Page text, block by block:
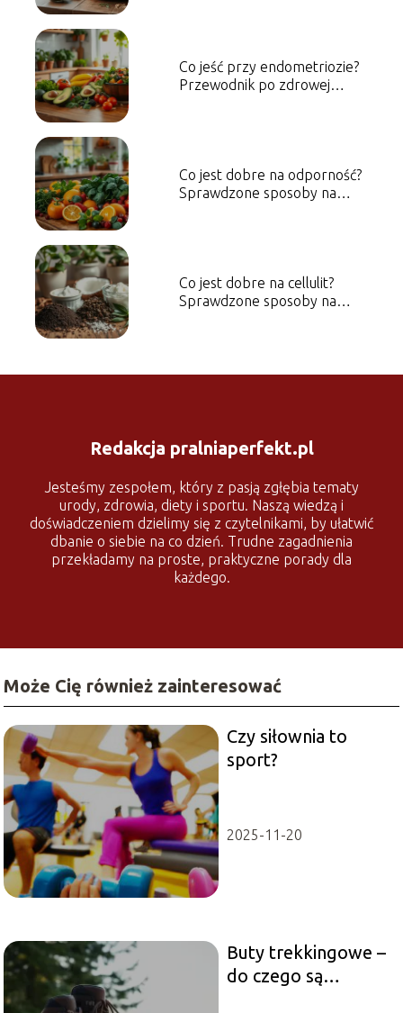
Co jeść przy endometriozie?
Przewodnik po zdrowej
Co jest dobre na odporność?
Sprawdzone sposoby na
Co jest dobre na cellulit?
Sprawdzone sposoby na
Redakcja pralniaperfekt.pl
Jesteśmy zespołem, który z pasją zgłębia tematy
urody, zdrowia, diety i sportu. Naszą wiedzą i
doświadczeniem dzielimy się z czytelnikami, by ułatwić
dbanie o siebie na co dzień. Trudne zagadnienia
przekładamy na proste, praktyczne porady dla
każdego.
Może Cię również zainteresować
Czy siłownia to
sport?
2025-11-20
Buty trekkingowe –
do czego są